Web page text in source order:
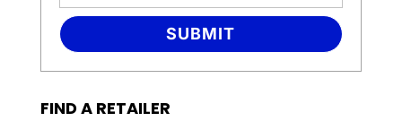
SUBMIT
FIND A RETAILER